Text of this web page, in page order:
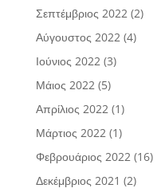
Σεπτέμβριος 2022(2)
Αύγουστος 2022(4)
Ιούνιος 2022(3)
Μάιος 2022(5)
Απρίλιος 2022(1)
Μάρτιος 2022(1)
Φεβρουάριος 2022(16)
Δεκέμβριος 2021 (2)